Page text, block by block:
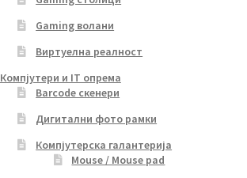
Gaming волани
Виртуелна реалност
Компјутери и IT опрема
Barcode скенери
Дигитални фото рамки
Компјутерска галантерија
Mouse / Mouse pad